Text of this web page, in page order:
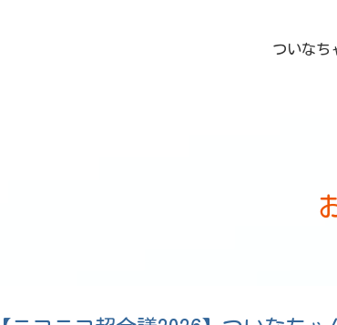
ついなち